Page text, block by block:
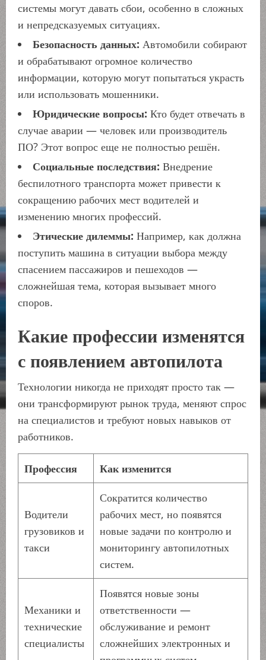
системы могут давать сбои, особенно в сложных
и непредсказуемых ситуациях.
Безопасность данных: Автомобили собирают
и обрабатывают огромное количество
информации, которую могут попытаться украсть
или использовать мошенники.
Юридические вопросы: Кто будет отвечать в
случае аварии — человек или производитель
ПО? Этот вопрос еще не полностью решён.
Социальные последствия: Внедрение
беспилотного транспорта может привести к
сокращению рабочих мест водителей и
изменению многих профессий.
Этические дилеммы: Например, как должна
поступить машина в ситуации выбора между
спасением пассажиров и пешеходов —
сложнейшая тема, которая вызывает много
споров.
Какие профессии изменятся
с появлением автопилота
Технологии никогда не приходят просто так —
они трансформируют рынок труда, меняют спрос
на специалистов и требуют новых навыков от
работников.
Профессия Как изменится
Водители
грузовиков и
такси
Сократится количество
рабочих мест, но появятся
новые задачи по контролю и
мониторингу автопилотных
систем.
Механики и
технические
специалисты
Появятся новые зоны
ответственности —
обслуживание и ремонт
сложнейших электронных и